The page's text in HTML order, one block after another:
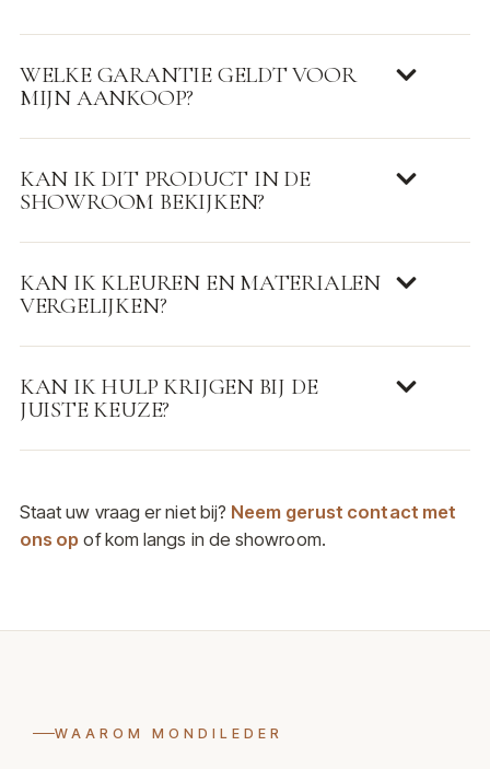
WELKE GARANTIE GELDT VOOR
MIJN AANKOOP?
KAN IK DIT PRODUCT IN DE
SHOWROOM BEKIJKEN?
KAN IK KLEUREN EN MATERIALEN
VERGELIJKEN?
KAN IK HULP KRIJGEN BIJ DE
JUISTE KEUZE?
Staat uw vraag er niet bij? Neem gerust contact met
ons op of kom langs in de showroom.
WAAROM MONDILEDER